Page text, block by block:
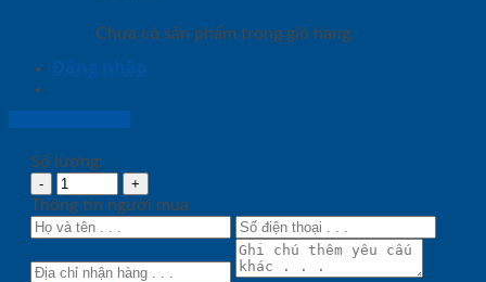
Chưa có sản phẩm trong giỏ hàng.
Đăng nhập
Số lượng:
Thông tin người mua